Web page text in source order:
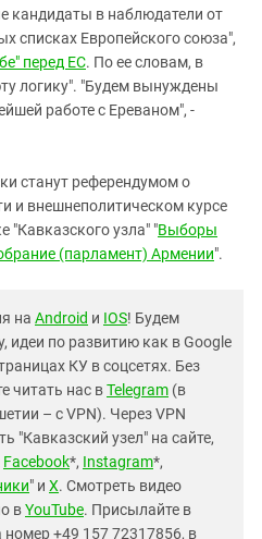
кандидаты в наблюдатели от
списках Европейского союза",
перед ЕС. По ее словам, в
логику". "Будем вынуждены
работе с Ереваном", -
станут референдумом о
и внешнеполитическом курсе
"Кавказского узла" "Выборы
(парламент) Армении".
на Android и IOS! Будем
идеи по развитию как в Google
КУ в соцсетях. Без
читать нас вTelegram (в
– с VPN). Через VPN
"Кавказский узел" на сайте,
Facebook*, Instagram*,
" и X. Смотреть видео
вYouTube. Присылайте в
+49 157 72317856, в